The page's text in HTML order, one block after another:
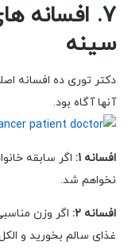
7. افسانه
سینه
دکتر توری ده افسانه
آنها آگاه بود.
افسانه 1:
اگر سابقه
نخواهم شد.
افسانه 2:
اگر وزن
غذای سالم بخورید و